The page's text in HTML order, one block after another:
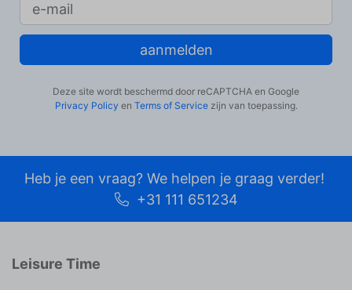
aanmelden
Deze site wordt beschermd door reCAPTCHA en Google
Privacy Policy en Terms of Servicezijn van toepassing.
Heb je een vraag? We helpen je graag verder!
+31 111 651234
Leisure Time